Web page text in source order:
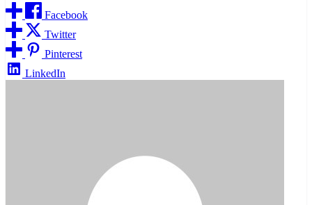
Facebook
Twitter
Pinterest
LinkedIn